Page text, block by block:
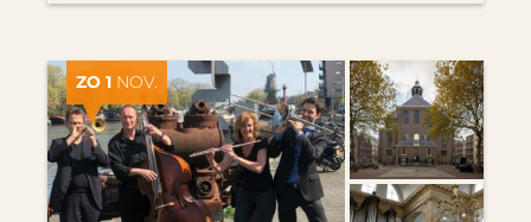
ZO 1 NOV.